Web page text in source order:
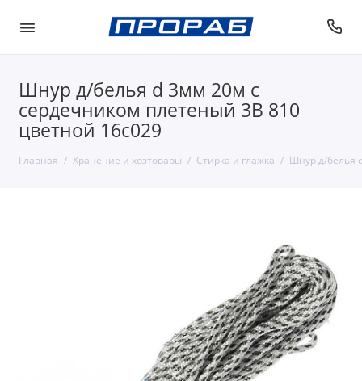
Шнур д/белья d 3мм 20м с
сердечником плетеный 3В 810
цветной 16с029
Главная Хранение и хозтовары Стирка и глажка Шнур д/белья